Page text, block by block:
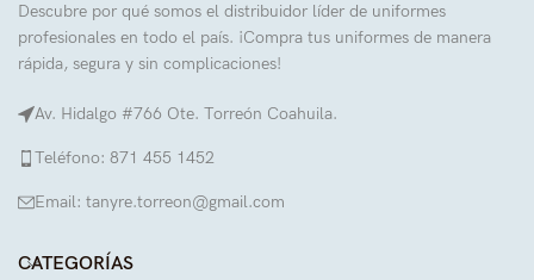
Descubre por qué somos el distribuidor líder de uniformes
profesionales en todo el país. ¡Compra tus uniformes de manera
rápida, segura y sin complicaciones!
Av. Hidalgo #766 Ote. Torreón Coahuila.
Teléfono: 871 455 1452
Email: tanyre.torreon@gmail.com
CATEGORÍAS